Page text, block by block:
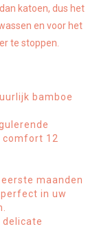
katoen, dus het
en voor het
te stoppen.
bamboe
comfort 12
maanden
in uw
delicate